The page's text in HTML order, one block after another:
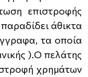
επιστροφής
άθικτα
τα οποία
).Ο πελάτης
χρημάτων